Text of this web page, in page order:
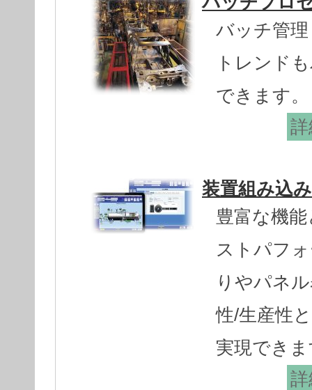
バッチ管
トレンド
できます。
装置組み込み
豊富な機
ストパフ
りやパネ
性/生産性
実現でき